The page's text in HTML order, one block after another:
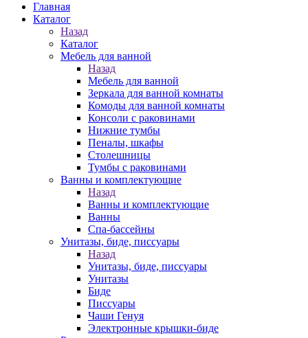
Главная
Каталог
Назад
Каталог
Мебель для ванной
Назад
Мебель для ванной
Зеркала для ванной комнаты
Комоды для ванной комнаты
Консоли с раковинами
Нижние тумбы
Пеналы, шкафы
Столешницы
Тумбы с раковинами
Ванны и комплектующие
Назад
Ванны и комплектующие
Ванны
Спа-бассейны
Унитазы, биде, писсуары
Назад
Унитазы, биде, писсуары
Унитазы
Биде
Писсуары
Чаши Генуя
Электронные крышки-биде